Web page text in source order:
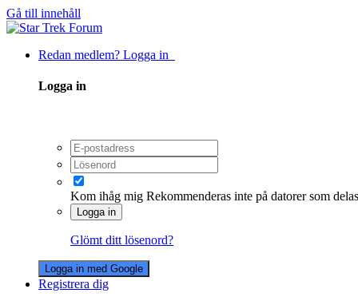
Gå till innehåll
Redan medlem? Logga in
Logga in
Kom ihåg mig Rekommenderas inte på datorer som
Logga in
Glömt ditt lösenord?
Logga in med Google
Registrera dig